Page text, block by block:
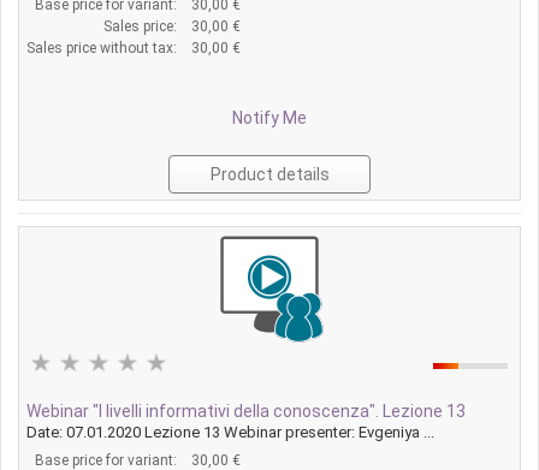
Base price for variant:
30,00 €
Sales price:
30,00 €
Sales price without tax:
30,00 €
Notify Me
Product details
Webinar "I livelli informativi della conoscenza". Lezione 13
Date: 07.01.2020 Lezione 13 Webinar presenter: Evgeniya ...
Base price for variant:
30,00 €